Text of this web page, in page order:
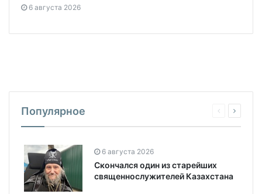
6 августа 2026
Популярное
6 августа 2026
Скончался один из старейших
священнослужителей Казахстана